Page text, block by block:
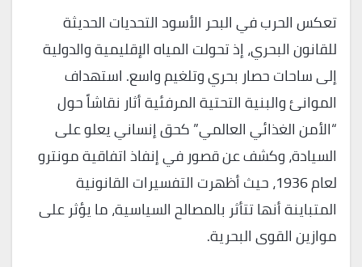
تعكس الحرب في البحر الأسود التحديات الحديثة
للقانون البحري، إذ تحولت المياه الإقليمية والدولية
إلى ساحات حصار بحري وتلغيم واسع. استهداف
الموانئ والبنية التحتية المرفئية أثار نقاشاً حول
“الأمن الغذائي العالمي” كحق إنساني يعلو على
السيادة، وكشف عن قصور في إنفاذ اتفاقية مونترو
لعام 1936، حيث أظهرت التفسيرات القانونية
المتباينة أنها تتأثر بالمصالح السياسية، ما يؤثر على
موازين القوى البحرية.